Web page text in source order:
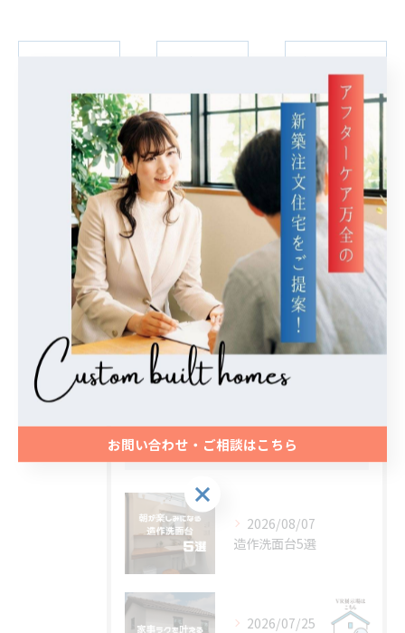
カテゴリー Categories
全てのカテゴリー
デザイン
ローコスト
メンテナンス
エクステリア
新築
最近の投稿 Recent Posts
2026/08/07
造作洗面台5選
2026/07/25
お問い合わせ・ご相談はこちら
お問い合わせ・ご相談はこちら